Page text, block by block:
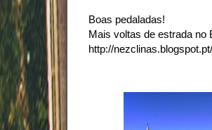
Boas pedaladas!
Mais voltas de estrada no
http://